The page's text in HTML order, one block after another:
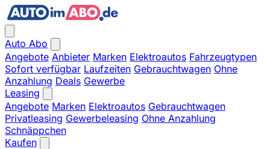
Auto Abo
Angebote Anbieter Marken Elektroautos Fahrzeugtypen
Sofort verfügbar Laufzeiten Gebrauchtwagen Ohne
Anzahlung Deals Gewerbe
Leasing
Angebote Marken Elektroautos Gebrauchtwagen
Privatleasing Gewerbeleasing Ohne Anzahlung
Schnäppchen
Kaufen